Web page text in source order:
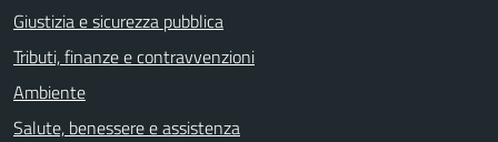
Giustizia e sicurezza pubblica
Tributi, finanze e contravvenzioni
Ambiente
Salute, benessere e assistenza